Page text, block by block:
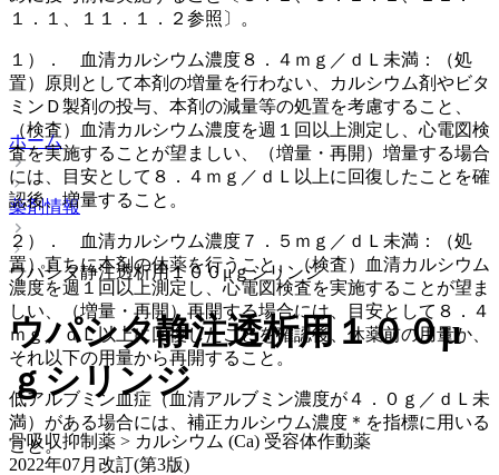
１．１、１１．１．２参照〕。
１）． 血清カルシウム濃度８．４ｍｇ／ｄＬ未満：（処
置）原則として本剤の増量を行わない、カルシウム剤やビタ
ミンＤ製剤の投与、本剤の減量等の処置を考慮すること、
（検査）血清カルシウム濃度を週１回以上測定し、心電図検
査を実施することが望ましい、（増量・再開）増量する場合
には、目安として８．４ｍｇ／ｄＬ以上に回復したことを確
認後、増量すること。
２）． 血清カルシウム濃度７．５ｍｇ／ｄＬ未満：（処
置）直ちに本剤の休薬を行うこと、（検査）血清カルシウム
濃度を週１回以上測定し、心電図検査を実施することが望ま
しい、（増量・再開）再開する場合には、目安として８．４
ｍｇ／ｄＬ以上に回復したことを確認後、休薬前の用量か、
それ以下の用量から再開すること。
低アルブミン血症（血清アルブミン濃度が４．０ｇ／ｄＬ未
満）がある場合には、補正カルシウム濃度＊を指標に用いる
こと。
ホーム
薬剤情報
ウパシタ静注透析用１００μｇシリンジ
ウパシタ静注透析用１００μ
ｇシリンジ
骨吸収抑制薬 > カルシウム (Ca) 受容体作動薬
2022年07月改訂(第3版)